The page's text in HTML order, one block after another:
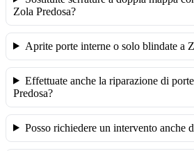
Zola Predosa?
Aprite porte interne o solo blindate a
Effettuate anche la riparazione di
Predosa?
Posso richiedere un intervento anche